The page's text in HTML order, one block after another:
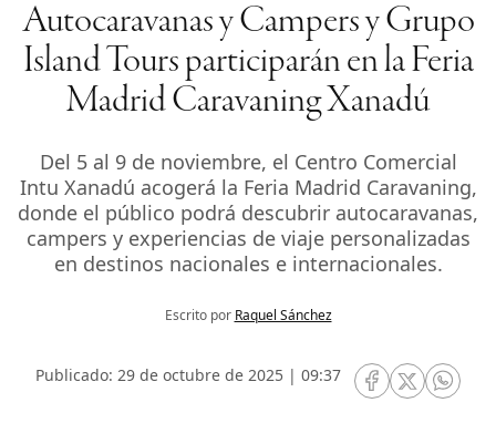
Autocaravanas y Campers y Grupo
Island Tours participarán en la Feria
Madrid Caravaning Xanadú
Del 5 al 9 de noviembre, el Centro Comercial
Intu Xanadú acogerá la Feria Madrid Caravaning,
donde el público podrá descubrir autocaravanas,
campers y experiencias de viaje personalizadas
en destinos nacionales e internacionales.
Escrito por Raquel Sánchez
Publicado: 29 de octubre de 2025 | 09:37
RRSS Facebook
RRSSRRSS